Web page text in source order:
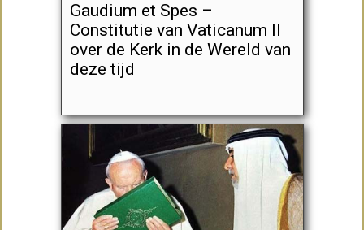
Gaudium et Spes –
Constitutie van Vaticanum II
over de Kerk in de Wereld van
deze tijd